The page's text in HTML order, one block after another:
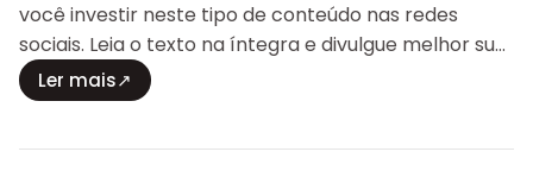
você investir neste tipo de conteúdo nas redes
sociais. Leia o texto na íntegra e divulgue melhor sua
marca!
Ler mais↗